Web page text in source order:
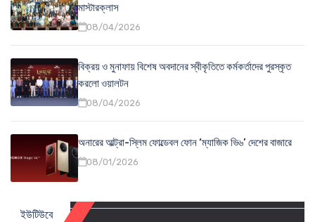
মাস্টারক্লাস
08/04/2026
বিক্রয় ও মুনাফায় বিশেষ অবদানের স্বীকৃতিতে কর্মকর্তাদের পুরস্কৃত
করলো ওয়ালটন
08/04/2026
অনারের আল্ট্রা-স্লিম ফোল্ডেবল ফোন ‘ম্যাজিক ভি৬’ দেশের বাজারে
08/01/2026
ইউটিউবে